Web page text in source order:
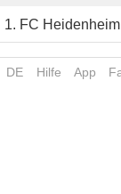
1. FC
DE Hilfe App